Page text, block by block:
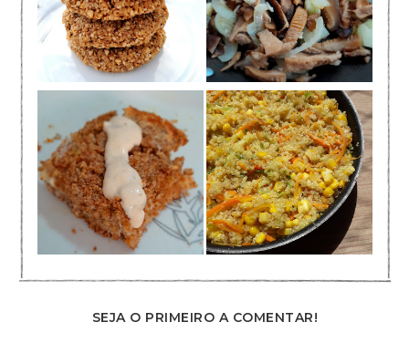
SEJA O PRIMEIRO A COMENTAR!